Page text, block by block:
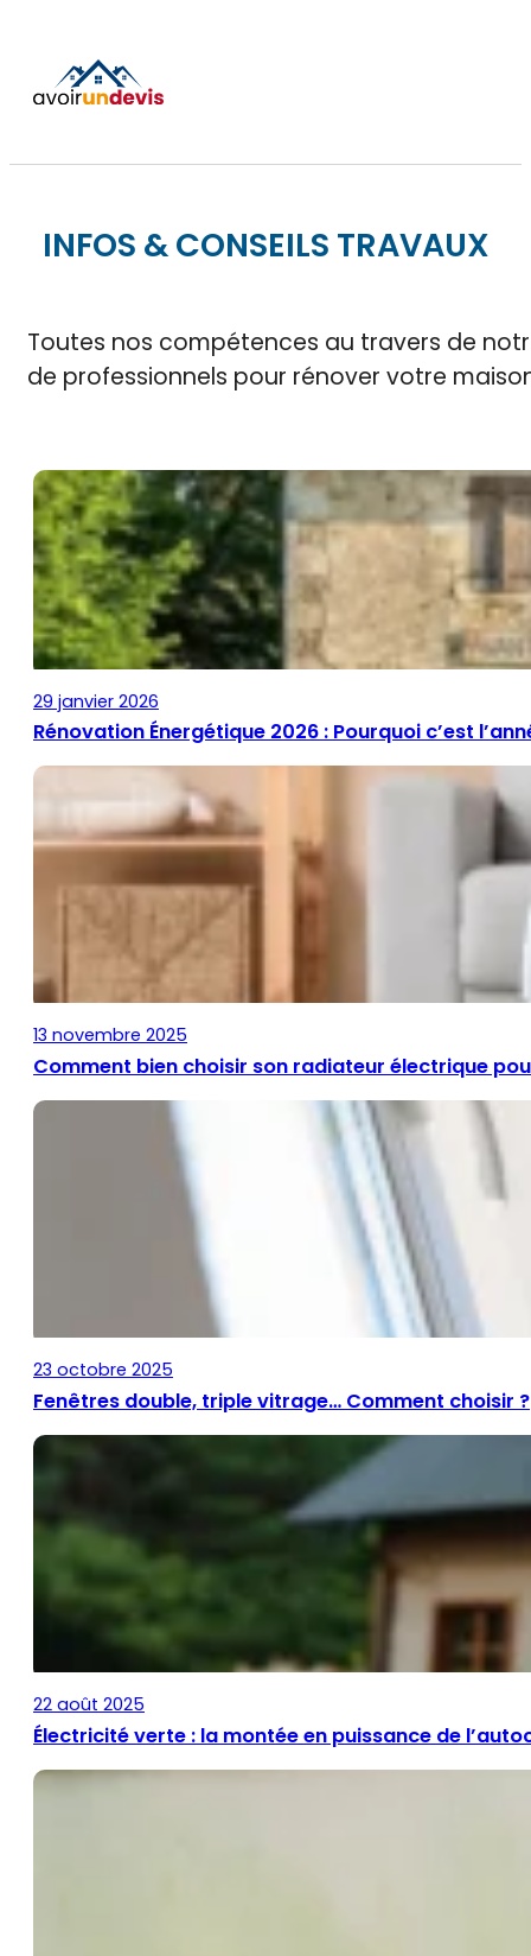
INFOS & CONSEILS TRAVAUX
Toutes nos compétences au travers de
de professionnels pour rénover votre
29 janvier 2026
Rénovation Énergétique 2026 : Pourquoi c’est
13 novembre 2025
Comment bien choisir son radiateur électrique
23 octobre 2025
Fenêtres double, triple vitrage… Comment choisir ?
22 août 2025
Électricité verte : la montée en puissance de